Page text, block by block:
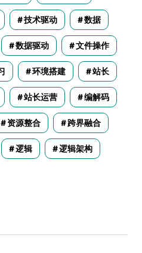
技术驱动 数据
数据驱动 文件操作
环境搭建 站长
站长运营 编解码
资源整合 跨界融合
逻辑 逻辑架构